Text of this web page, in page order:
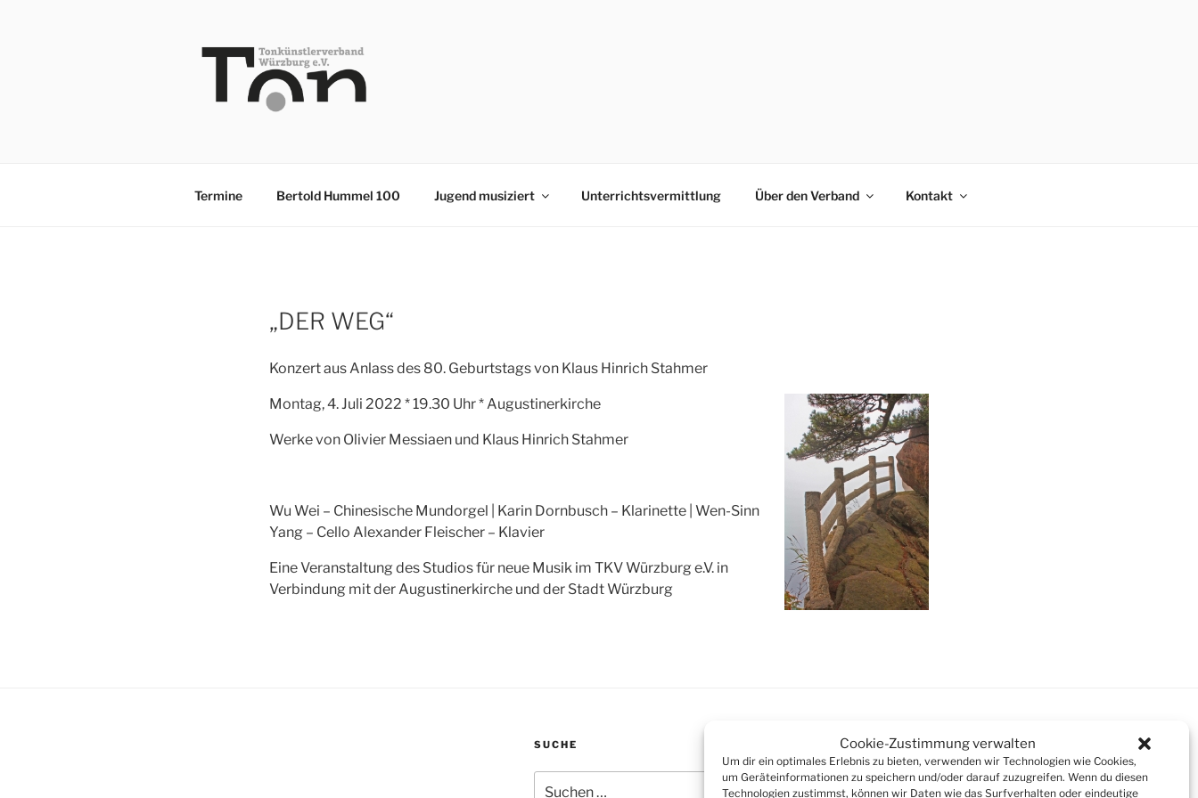
Cookie-Zustimmung verwalten
Um dir ein optimales Erlebnis zu bieten, verwenden wir Technologien wie Cookies,
um Geräteinformationen zu speichern und/oder darauf zuzugreifen. Wenn du diesen
Technologien zustimmst, können wir Daten wie das Surfverhalten oder eindeutige
Termine Bertold Hummel 100 Jugend musiziert Unterrichtsvermittlung Über den Verband Kontakt
„DER WEG“
Konzert aus Anlass des 80. Geburtstags von Klaus Hinrich Stahmer
Montag, 4. Juli 2022 * 19.30 Uhr * Augustinerkirche
Werke von Olivier Messiaen und Klaus Hinrich Stahmer
Wu Wei – Chinesische Mundorgel | Karin Dornbusch – Klarinette | Wen-Sinn
Yang – Cello Alexander Fleischer – Klavier
Eine Veranstaltung des Studios für neue Musik im TKV Würzburg e.V. in
Verbindung mit der Augustinerkirche und der Stadt Würzburg
SUCHE
Suchen